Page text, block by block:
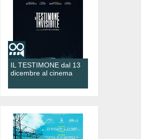
IL TESTIMONE dal 13
dicembre al cinema